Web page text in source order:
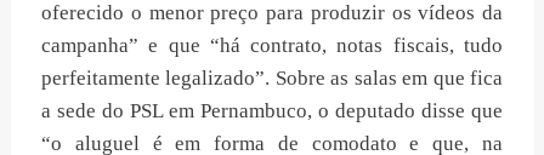
oferecido o menor preço para produzir os vídeos da
campanha” e que “há contrato, notas fiscais, tudo
perfeitamente legalizado”. Sobre as salas em que fica
a sede do PSL em Pernambuco, o deputado disse que
“o aluguel é em forma de comodato e que, na